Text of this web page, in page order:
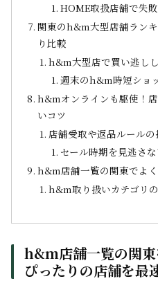
HOME取扱店舗で失
関東のh&m大型店舗ラン
り比較
h&m大型店で買い逃し
週末のh&m時短ショ
h&mオンラインも駆使！
いコツ
店舗受取や返品ルールの
セール時期を見逃さ
h&m店舗一覧の関東でよ
h&m取り扱いカテゴリ
h&m店舗一覧の関
ぴったりの店舗を最